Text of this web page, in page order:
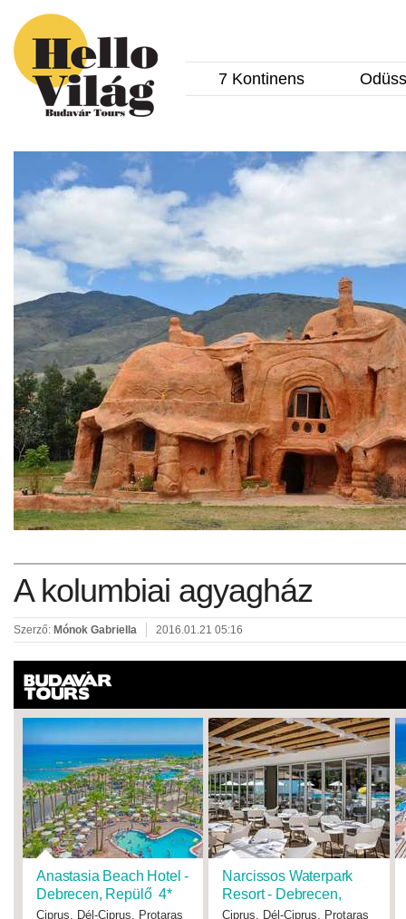
7 Kontinens
A kolumbiai agyagház
Szerző: Mónok Gabriella 2016.01.21 05:16
Anastasia Beach Hotel -
Debrecen, Repülő 4*
Ciprus, Dél-Ciprus, Protaras
Narcissos Waterpark
Resort - Debrecen,
Repülő 3*
Ciprus, Dél-Ciprus, Protaras